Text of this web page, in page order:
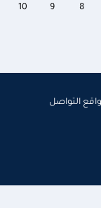
10 9 8
التواصل